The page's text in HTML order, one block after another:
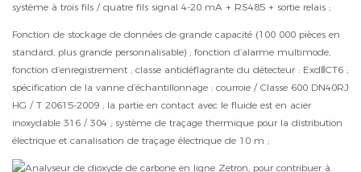
système à trois fils / quatre fils signal 4-20 mA + RS485 + sortie relais ;
Fonction de stockage de données de grande capacité (100 000 pièces en
standard, plus grande personnalisable) ; fonction d’alarme multimode,
fonction d’enregistrement ; classe antidéflagrante du détecteur : ExdⅡCT6 ;
spécification de la vanne d’échantillonnage : courroie / Classe 600 DN40RJ
HG / T 20615-2009 ; la partie en contact avec le fluide est en acier
inoxydable 316 / 304 ; système de traçage thermique pour la distribution
électrique et canalisation de traçage électrique de 10 m ;